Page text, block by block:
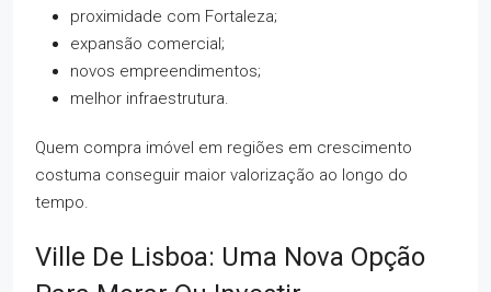
proximidade com Fortaleza;
expansão comercial;
novos empreendimentos;
melhor infraestrutura.
Quem compra imóvel em regiões em crescimento
costuma conseguir maior valorização ao longo do
tempo.
Ville De Lisboa: Uma Nova Opção